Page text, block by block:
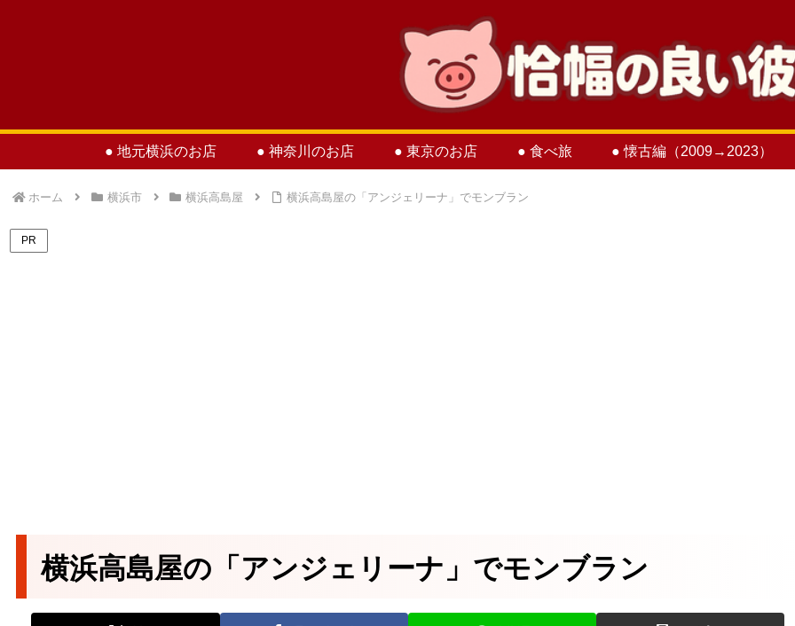
● 地元横浜のお店 ● 神奈川のお店 ● 東京のお店 ● 食べ旅 ● 懐古編（2009→2023）
ホーム 横浜市 横浜高島屋 横浜高島屋の「アンジェリーナ」でモンブラン
PR
横浜高島屋の「アンジェリーナ」でモンブラン